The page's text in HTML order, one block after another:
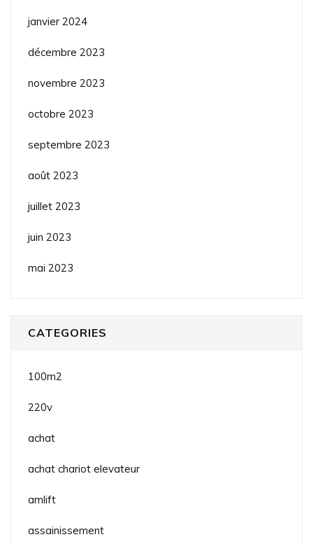
janvier 2024
décembre 2023
novembre 2023
octobre 2023
septembre 2023
août 2023
juillet 2023
juin 2023
mai 2023
CATEGORIES
100m2
220v
achat
achat chariot elevateur
amlift
assainissement